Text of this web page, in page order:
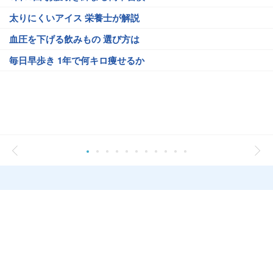
太りにくいアイス 栄養士が解説
血圧を下げる飲みもの 選び方は
毎日早歩き 1年で何キロ痩せるか